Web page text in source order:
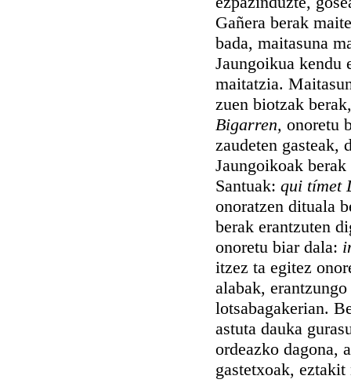
Gañera berak
bada, maitasuna
Jaungoikua kendu
maitatzia.
zuen biotzak
Bigarren, onoretu
zaudeten gasteak,
Jaungoikoak
Santuak: qui tímet
onoratzen dituala
berak erantzuten
onoretu biar dala:
itzez ta egitez
alabak,
lotsabagakerian.
astuta dauka
ordeazko dagona,
gastetxoak,